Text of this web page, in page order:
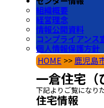
組織概要
経営理念
情報公開資料
コンプライアンス
個人情報保護方針
HOME >>鹿児島
一倉住宅（
下記よりご覧になり
住宅情報